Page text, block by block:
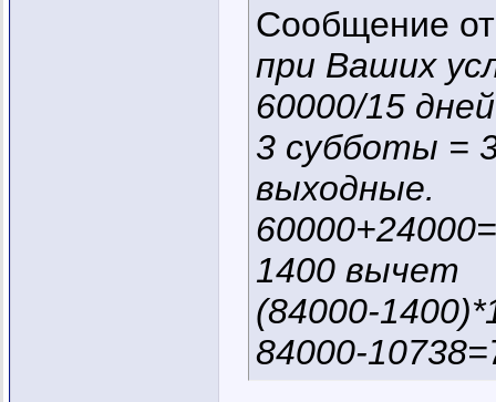
Сообщение
при Ваших
60000/15
3 субботы =
выходные.
1400 вычет
(84000-
84000-